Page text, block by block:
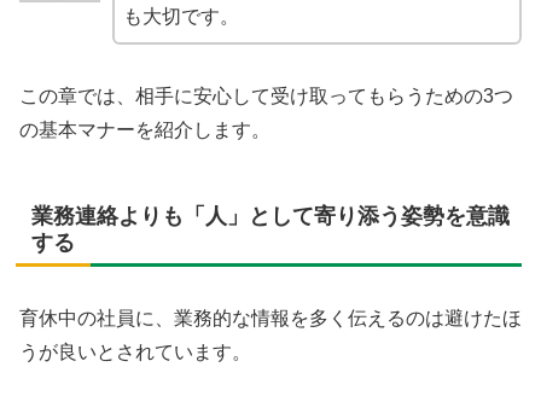
も大切です。
この章では、相手に安心して受け取ってもらうための3つ
の基本マナーを紹介します。
業務連絡よりも「人」として寄り添う姿勢を意識
する
育休中の社員に、業務的な情報を多く伝えるのは避けたほ
うが良いとされています。